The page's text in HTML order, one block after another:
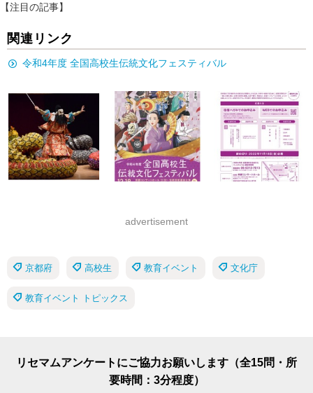
【注目の記事】
関連リンク
令和4年度 全国高校生伝統文化フェスティバル
advertisement
京都府 高校生 教育イベント 文化庁
教育イベント トピックス
リセマムアンケートにご協力お願いします（全15問・所
要時間：3分程度）